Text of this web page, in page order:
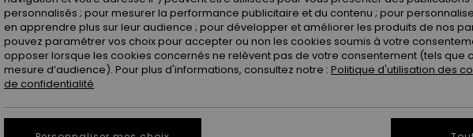
personnalisés ; pour mesurer la performance publicitaire et du contenu ; pour
en apprendre plus sur leur audience ; pour développer et améliorer les produits de nos
pouvez paramétrer vos choix pour accepter ou non les cookies soumis à votre
opposer lorsque les cookies concernés ne relèvent pas de votre consentement (tels que
mesure d’audience). Pour plus d'informations, consultez notre : Politique d'utilisation des
de confidentialité